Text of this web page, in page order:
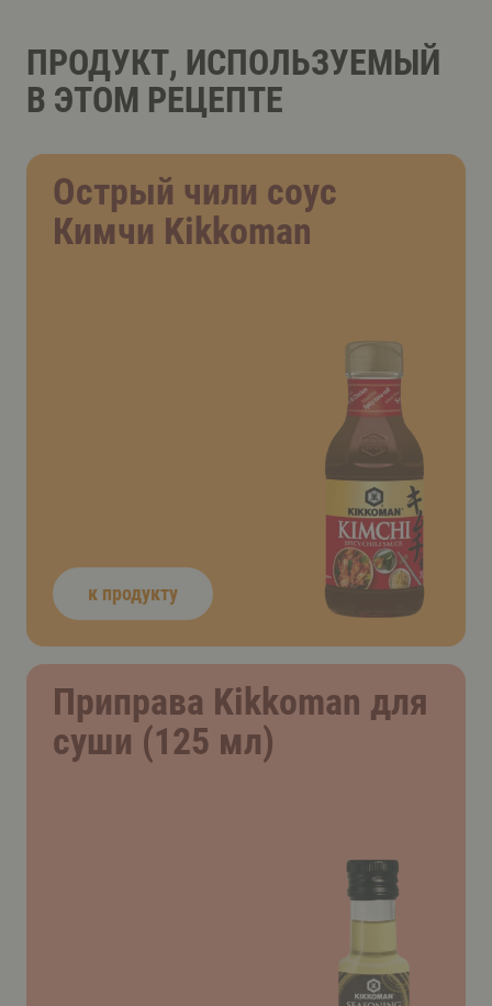
ПРОДУКТ, ИСПОЛЬЗУЕМЫЙ
В ЭТОМ РЕЦЕПТЕ
Острый чили соус
Кимчи Kikkoman
к продукту
Приправа Kikkoman для
суши (125 мл)